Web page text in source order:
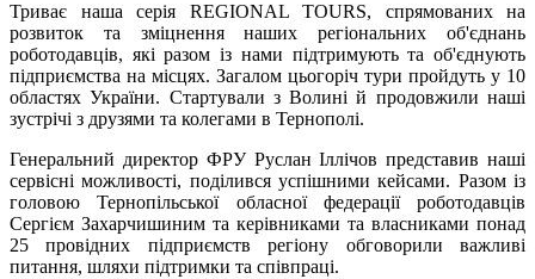
Триває наша серія REGIONAL TOURS, спрямованих на
розвиток та зміцнення наших регіональних об'єднань
роботодавців, які разом із нами підтримують та об'єднують
підприємства на місцях. Загалом цьогоріч тури пройдуть у 10
областях України. Стартували з Волині й продовжили наші
зустрічі з друзями та колегами в Тернополі.
Генеральний директор ФРУ Руслан Іллічов представив наші
сервісні можливості, поділився успішними кейсами. Разом із
головою Тернопільської обласної федерації роботодавців
Сергієм Захарчишиним та керівниками та власниками понад
25 провідних підприємств регіону обговорили важливі
питання, шляхи підтримки та співпраці.